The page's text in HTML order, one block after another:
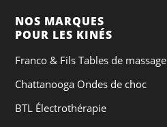
NOS MARQUES
POUR LES KINÉS
Franco & Fils Tables de massage
Chattanooga Ondes de choc
BTL Électrothérapie